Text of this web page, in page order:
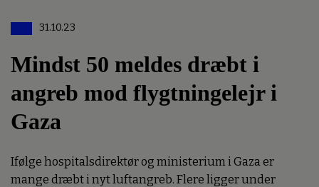
31.10.23
Mindst 50 meldes dræbt i
angreb mod flygtningelejr i
Gaza
Ifølge hospitalsdirektør og ministerium i Gaza er
mange dræbt i nyt luftangreb. Flere ligger under